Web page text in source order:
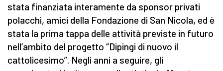
stata finanziata interamente da sponsor privati ​​
polacchi, amici della Fondazione di San Nicola, ed è
stata la prima tappa delle attività previste in futuro
nell’ambito del progetto “Dipingi di nuovo il
cattolicesimo”. Negli anni a seguire, gli